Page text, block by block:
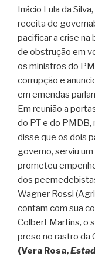
Inácio Lula da
receita de
pacificar a crise na
de obstrução em
os ministros do
corrupção e
em emendas
Em reunião a
do PT e do PMDB,
disse que os dois
governo, serviu
prometeu
dos
Wagner Rossi
contam com sua
Colbert Martins, o
preso no rastro da
(Vera Rosa,